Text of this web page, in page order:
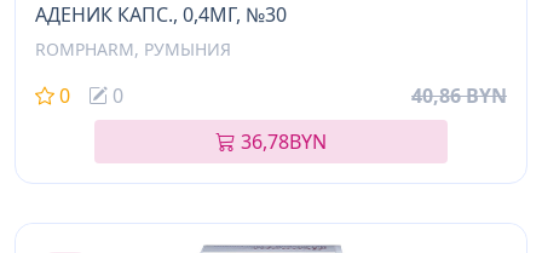
АДЕНИК КАПС., 0,4МГ, №30
ROMPHARM, РУМЫНИЯ
0 0
40,86 BYN
36,78BYN